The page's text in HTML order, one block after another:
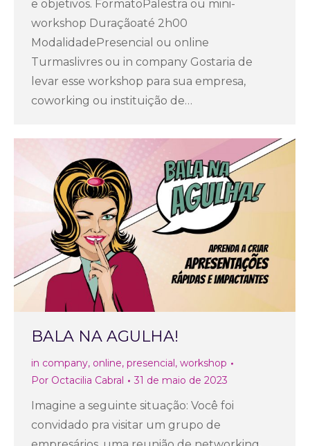
e objetivos. FormatoPalestra ou mini-
workshop Duraçãoaté 2h00
ModalidadePresencial ou online
Turmaslivres ou in company Gostaria de
levar esse workshop para sua empresa,
coworking ou instituição de…
BALA NA AGULHA!
in company, online, presencial , workshop
Por Octacilia Cabral 31 de maio de 2023
Imagine a seguinte situação: Você foi
convidado pra visitar um grupo de